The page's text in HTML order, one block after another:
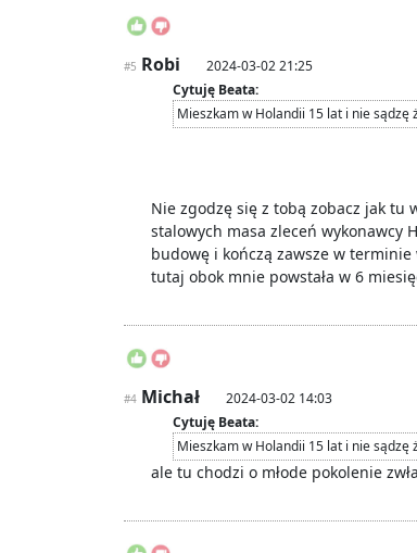
#5 Robi
2024-03-02 21:25
Cytuję Beata:
Mieszkam w Holandii 15 lat i nie sądzę
Nie zgodzę się z tobą zobacz jak tu
stalowych masa zleceń wykonawcy
budowę i kończą zawsze w
tutaj obok mnie powstała w 6
#4 Michał
2024-03-02 14:03
Cytuję Beata:
Mieszkam w Holandii 15 lat i nie sądzę
ale tu chodzi o młode pokolenie